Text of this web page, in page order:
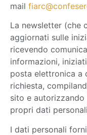
mail
La newsletter (che
aggiornati sulle
ricevendo
informazioni,
posta elettronica a
richiesta,
sito e
propri dati
I dati personali